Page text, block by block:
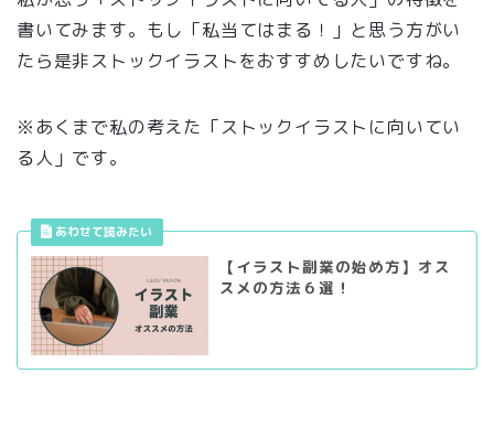
書いてみます。もし「私当てはまる！」と思う方がい
たら是非ストックイラストをおすすめしたいですね。
※あくまで私の考えた「ストックイラストに向いてい
る人」です。
【イラスト副業の始め方】オス
スメの方法６選！